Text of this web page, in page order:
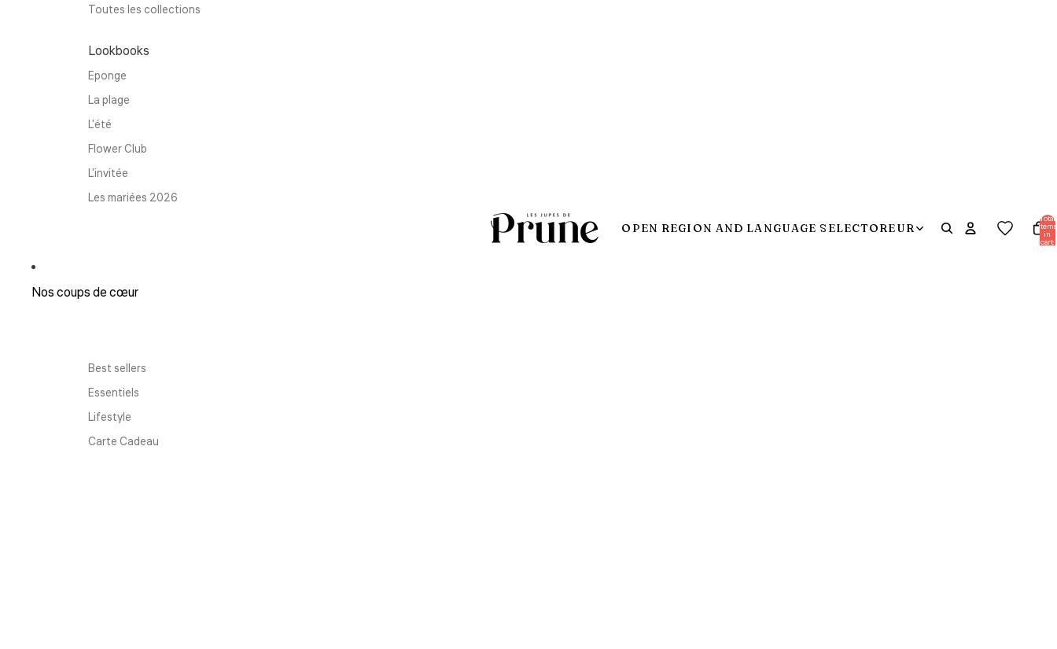
Toutes les collections
Lookbooks
Eponge
La plage
L'été
Flower Club
L'invitée
Les mariées 2026
Nos coups de cœur
Best sellers
Essentiels
Lifestyle
Carte Cadeau
OPEN REGION AND LANGUAGE SELECTOREUR
Total
items
in
cart: